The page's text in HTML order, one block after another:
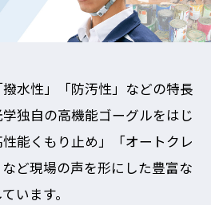
撥水性」「防汚性」などの特長
独自の高機能ゴーグルをはじ
能くもり止め」「オートクレ
ど現場の声を形にした豊富な
います。